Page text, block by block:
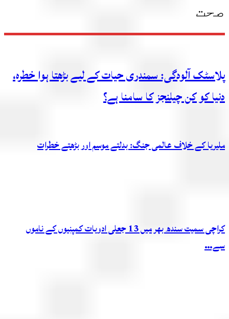
صحت
پلاسٹک آلودگی: سمندری حیات کے لیے بڑھتا ہوا خطرہ،
دنیا کو کن چیلنجز کا سامنا ہے؟
ملیریا کے خلاف عالمی جنگ: بدلتے موسم اور بڑھتے خطرات
کراچی سمیت سندھ بھر میں 13 جعلی ادویات کمپنیوں کے ناموں
سے…